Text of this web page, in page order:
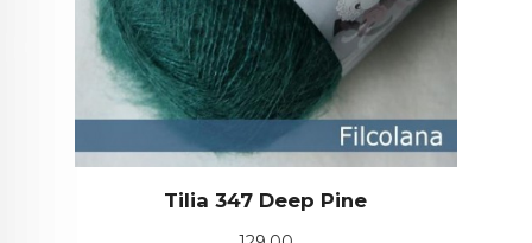
Tilia 347 Deep Pine